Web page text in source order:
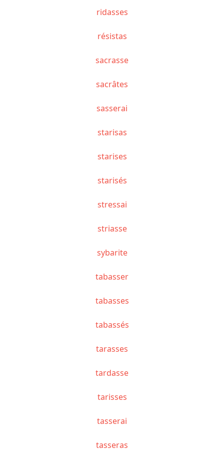
ridasses
résistas
sacrasse
sacrâtes
sasserai
starisas
starises
starisés
stressai
striasse
sybarite
tabasser
tabasses
tabassés
tarasses
tardasse
tarisses
tasserai
tasseras